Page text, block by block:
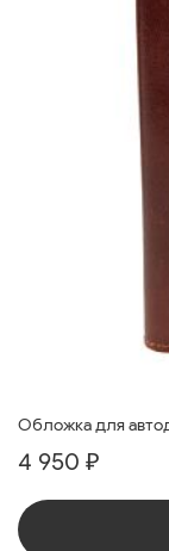
Обложка для
4 950 ₽